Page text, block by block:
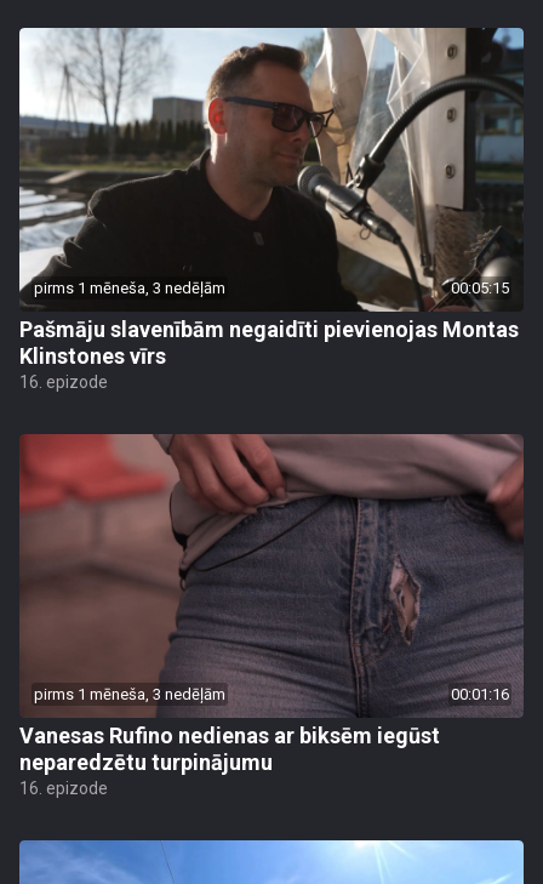
pirms 1 mēneša, 3 nedēļām 00:05:15
Pašmāju slavenībām negaidīti pievienojas Montas
Klinstones vīrs
16. epizode
pirms 1 mēneša, 3 nedēļām 00:01:16
Vanesas Rufino nedienas ar biksēm iegūst
neparedzētu turpinājumu
16. epizode